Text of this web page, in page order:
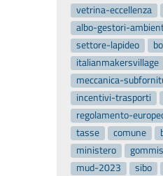
vetrina-eccellenza
albo-gestori-
settore-lapideo
italianmakersvillage
meccanica-
incentivi-trasporti
regolamento-
tasse
comune
ministero
mud-2023
sibo